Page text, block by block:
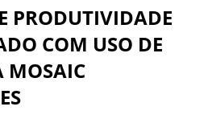
PRODUTIVIDADE
COM USO DE
MOSAIC